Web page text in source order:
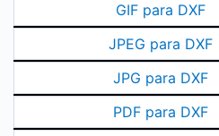
GIF para DXF
JPEG para DXF
JPG para DXF
PDF para DXF